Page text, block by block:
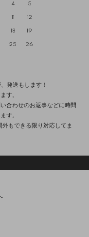
4 5
11 12
18 19
25 26
発送もします！
す。
合わせのお返事などに時間
す。
もできる限り対応してま